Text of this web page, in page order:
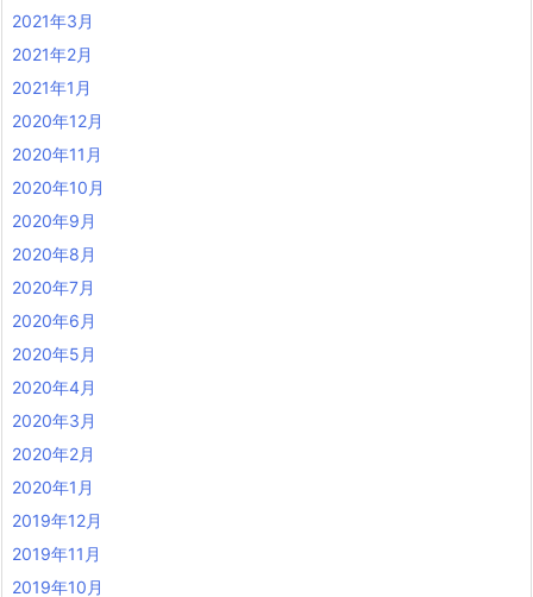
2021年3月
2021年2月
2021年1月
2020年12月
2020年11月
2020年10月
2020年9月
2020年8月
2020年7月
2020年6月
2020年5月
2020年4月
2020年3月
2020年2月
2020年1月
2019年12月
2019年11月
2019年10月